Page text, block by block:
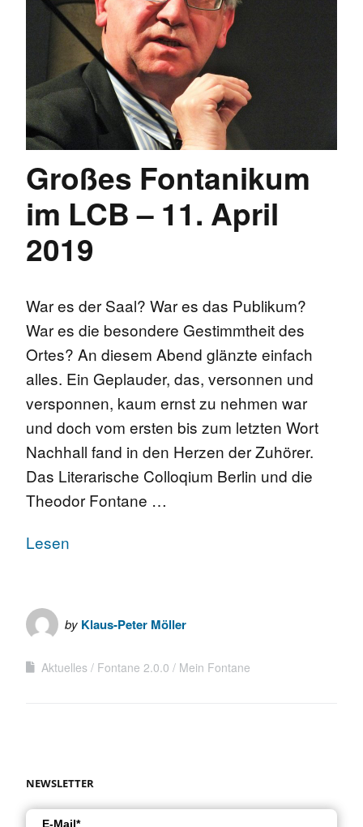
Großes Fontanikum
im LCB – 11. April
2019
War es der Saal? War es das Publikum?
War es die besondere Gestimmtheit des
Ortes? An diesem Abend glänzte einfach
alles. Ein Geplauder, das, versonnen und
versponnen, kaum ernst zu nehmen war
und doch vom ersten bis zum letzten Wort
Nachhall fand in den Herzen der Zuhörer.
Das Literarische Colloqium Berlin und die
Theodor Fontane …
Lesen
by Klaus-Peter Möller
Aktuelles Fontane 2.0.0 Mein Fontane
NEWSLETTER
E-Mail*